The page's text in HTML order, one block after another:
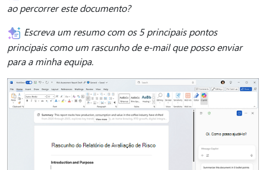
ao percorrer este documento?
Escreva um resumo com os 5 principais pontos
principais como um rascunho de e-mail que posso enviar
para a minha equipa.